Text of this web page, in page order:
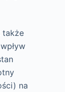
na